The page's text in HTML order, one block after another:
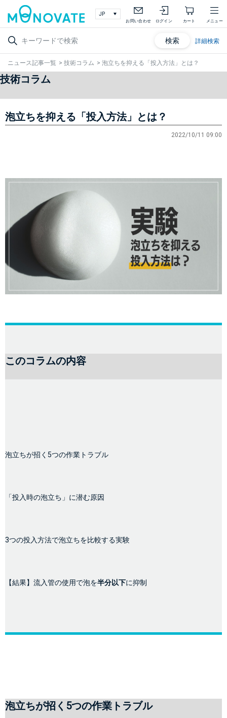
お問い合わせ ログイン カート メニュー
検索 詳細検索
ニュース記事一覧 > 技術コラム > 泡立ちを抑える「投入方法」とは？
技術コラム
泡立ちを抑える「投入方法」とは？
2022/10/11 09:00
このコラムの内容
泡立ちが招く5つの作業トラブル
「投入時の泡立ち」に潜む原因
3つの投入方法で泡立ちを比較する実験
【結果】流入管の使用で泡を半分以下に抑制
泡立ちが招く5つの作業トラブル